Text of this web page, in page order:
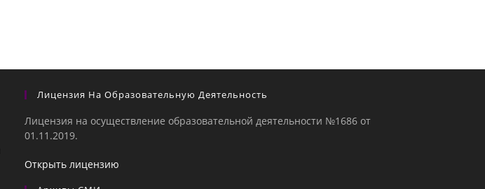
Лицензия На Образовательную Деятельность
Лицензия на осуществление образовательной деятельности №1686 от
01.11.2019.
Открыть лицензию